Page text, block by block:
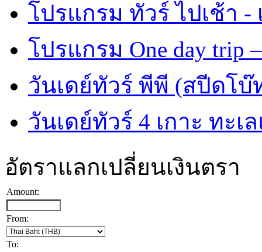
โปรแกรม ทัวร์ ไปเช้า -
โปรแกรม One day trip
วันเดย์ทัวร์ พีพี (สปีดโบ๊
วันเดย์ทัวร์ 4 เกาะ ทะ
อัตราแลกเปลี่ยนเงินตรา
Amount:
From:
To: